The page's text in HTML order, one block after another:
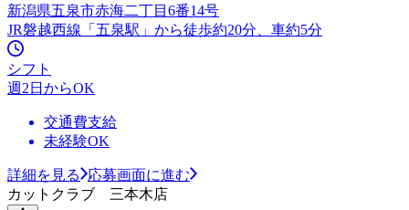
新潟県五泉市赤海二丁目6番14号
JR磐越西線「五泉駅」から徒歩約20分、車約5分
シフト
週2日からOK
交通費支給
未経験OK
詳細を見る
応募画面に進む
カットクラブ 三本木店